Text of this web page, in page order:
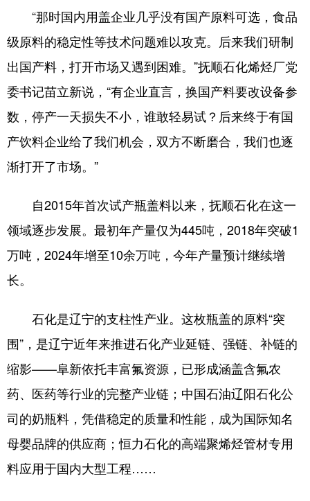
广东 广西 海南 重庆
四川 贵州 云南 西藏
陕西 甘肃 青海 宁夏
多语种频道
Português
“那时国内用盖企业几乎没有国产原料可选，食品
级原料的稳定性等技术问题难以攻克。后来我们研制
出国产料，打开市场又遇到困难。”抚顺石化烯烃厂党
委书记苗立新说，“有企业直言，换国产料要改设备参
数，停产一天损失不小，谁敢轻易试？后来终于有国
产饮料企业给了我们机会，双方不断磨合，我们也逐
渐打开了市场。”
自2015年首次试产瓶盖料以来，抚顺石化在这一
领域逐步发展。最初年产量仅为445吨，2018年突破1
万吨，2024年增至10余万吨，今年产量预计继续增
长。
石化是辽宁的支柱性产业。这枚瓶盖的原料“突
围”，是辽宁近年来推进石化产业延链、强链、补链的
缩影——阜新依托丰富氟资源，已形成涵盖含氟农
药、医药等行业的完整产业链；中国石油辽阳石化公
司的奶瓶料，凭借稳定的质量和性能，成为国际知名
母婴品牌的供应商；恒力石化的高端聚烯烃管材专用
料应用于国内大型工程……